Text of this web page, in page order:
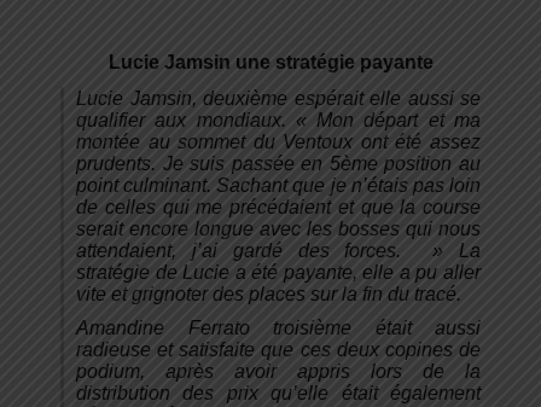
Lucie Jamsin une stratégie payante
Lucie Jamsin, deuxième espérait elle aussi se
qualifier aux mondiaux. «Mon départ et ma
montée au sommet du Ventoux ont été assez
prudents. Je suis passée en 5ème position au
point culminant. Sachant que je n’étais pas loin
de celles qui me précédaient et que la course
serait encore longue avec les bosses qui nous
attendaient, j’ai gardé des forces. » La
stratégie de Lucie a été payante, elle a pu aller
vite et grignoter des places sur la fin du tracé.
Amandine Ferrato troisième était aussi
radieuse et satisfaite que ces deux copines de
podium, après avoir appris lors de la
distribution des prix qu’elle était également